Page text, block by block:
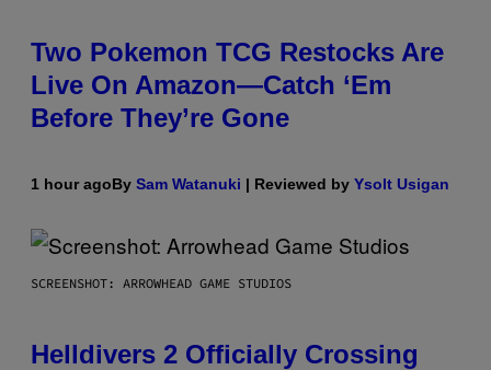
Two Pokemon TCG Restocks Are
Live On Amazon—Catch ‘Em
Before They’re Gone
1 hour agoBy Sam Watanuki | Reviewed by Ysolt Usigan
SCREENSHOT: ARROWHEAD GAME STUDIOS
Helldivers 2 Officially Crossing